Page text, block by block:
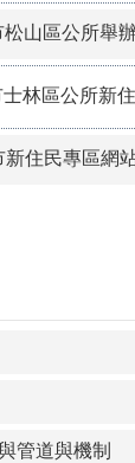
區公所舉辦115年度「
林區公所新住
新住民專區網
管道與機制